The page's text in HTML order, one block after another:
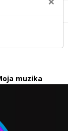
muzika